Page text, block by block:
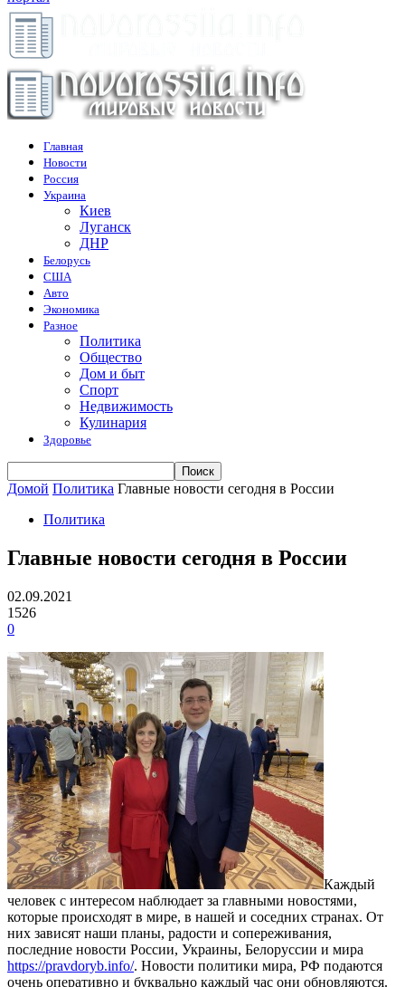
Главная
Новости
Россия
Украина
Киев
Луганск
ДНР
Белорусь
США
Авто
Экономика
Разное
Политика
Общество
Дом и быт
Спорт
Недвижимость
Кулинария
Здоровье
Домой Политика Главные новости сегодня в России
Политика
Главные новости сегодня в России
02.09.2021
1526
0
Каждый
человек с интересом наблюдает за главными новостями,
которые происходят в мире, в нашей и соседних странах. От
них зависят наши планы, радости и сопереживания,
последние новости России, Украины, Белоруссии и мира
https://pravdoryb.info/. Новости политики мира, РФ подаются
очень оперативно и буквально каждый час они обновляются.